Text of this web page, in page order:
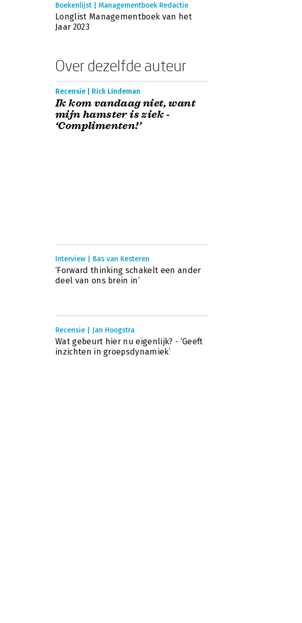
Boekenlijst | Managementboek Redactie
Longlist Managementboek van het
Jaar 2023
Over dezelfde auteur
Recensie | Rick Lindeman
Ik kom vandaag niet, want
mijn hamster is ziek -
‘Complimenten!’
Interview | Bas van Kesteren
‘Forward thinking schakelt een ander
deel van ons brein in’
Recensie | Jan Hoogstra
Wat gebeurt hier nu eigenlijk? - ‘Geeft
inzichten in groepsdynamiek’